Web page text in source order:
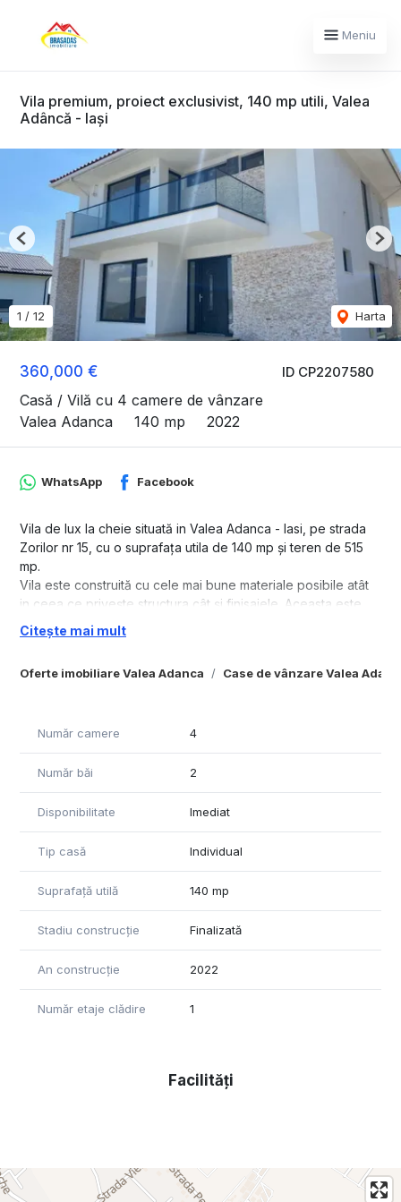
Meniu
Vila premium, proiect exclusivist, 140 mp utili, Valea
Adâncă - Iaşi
ID CP2207580
360,000 €
Casă / Vilă cu 4 camere de vânzare
Valea Adanca
140 mp 2022
1 / 12 Harta
Previous
Oferte imobiliare Valea Adanca Case de vânzare Valea
WhatsApp Facebook
Vila de lux la cheie situată in Valea Adanca - Iasi, pe strada
Zorilor nr 15, cu o suprafaţa utila de 140 mp şi teren de 515
mp.
Vila este construită cu cele mai bune materiale posibile atât
in ceea ce priveşte structura cât şi finisajele. Aceasta este
compusă din parter + etaj, iar ca acoperiş s-a optat pentru
ţigla ceramica Creaton Germania de culoare natur.
Imobilul este compartimentat astfel: parter format din Living
serviciu.
Accesul către etaj se realizează printr-o scara spectaculoasa
de tip flotant cu trepte şi podest îmbrăcate in lemn de stejar.
securizata.
doua dormitoare cu acces către un balcon cu podea de
travertin şi balustrada de sticla şi un masterbedroom cu un
Toate amenajarile au fost facute cu lux de amanunte pana la
cel mai mic detaliu. Pardoselile atât de la parter cat şi de la
etaj sunt din travertin la Bucătărie şi baia de la parter, din
marmura la baia de la etaj şi parchet pentru living, hol,
dressinguri şi dormitoare. Vila dispune de centrala termică in
condensaţie, pe gaz, marca Vaillant Germania şi încălzire prin
Pereţii exteriori ai casei sunt izolaţi cu vata minerală bazaltică
Construcţia este iluminată la exterior de corpuri de culoare
Alba din aluminiu, fiecare având 2 Leduri care asigura o
Citește mai mult
Număr camere 4
Număr băi 2
Disponibilitate Imediat
Tip casă Individual
Suprafață utilă 140 mp
Stadiu construcție Finalizată
An construcție 2022
Număr etaje clădire 1
Facilități